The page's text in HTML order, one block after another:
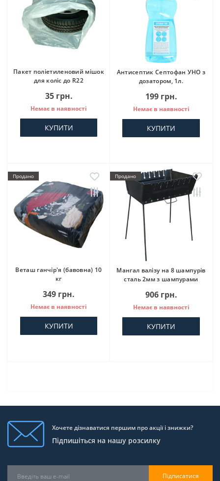
Пакет поліетиленовий мішок
для коліс до R22
35 грн.
Немає в наявності
КУПИТИ
Антисептик Септофан УНО з
дозатором, 1л.
199 грн.
Немає в наявності
КУПИТИ
Продано
Веташ ганчір'я (бавовна) 10
кг
349 грн.
Немає в наявності
КУПИТИ
Продано
Мангал валізу на 8 шампурів
сталь 2мм з шампурами
906 грн.
Немає в наявності
КУПИТИ
Хочете дізнаватися першим про акції і знижки?
Підпишіться на нашу розсилку
Підписатися